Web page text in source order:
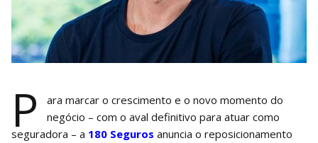
P
ara marcar o crescimento e o novo momento do
negócio – com o aval definitivo para atuar como
seguradora – a 180 Seguros anuncia o reposicionamento